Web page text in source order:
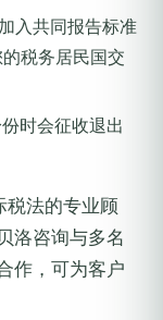
入共同报告标准
税务居民国交
时会征收退出
税法的专业顾
洛咨询与多名
作，可为客户